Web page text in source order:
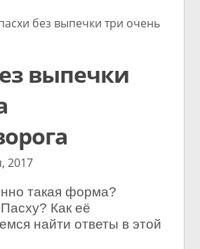
без выпечки три очень
выпечки
2017
такая форма?
Как её
найти ответы в этой